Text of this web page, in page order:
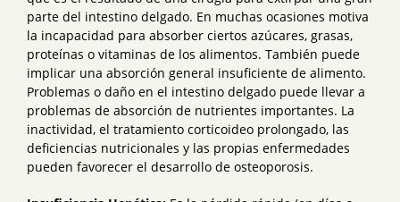
parte del intestino delgado. En muchas ocasiones motiva
la incapacidad para absorber ciertos azúcares, grasas,
proteínas o vitaminas de los alimentos. También puede
implicar una absorción general insuficiente de alimento.
Problemas o daño en el intestino delgado puede llevar a
problemas de absorción de nutrientes importantes. La
inactividad, el tratamiento corticoideo prolongado, las
deficiencias nutricionales y las propias enfermedades
pueden favorecer el desarrollo de osteoporosis.